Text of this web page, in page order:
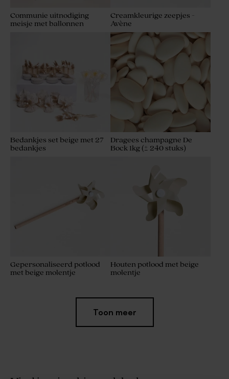
Communie uitnodiging
meisje met ballonnen
Creamkleurige zeepjes -
Avène
Bedankjes set beige met 27
bedankjes
Dragees champagne De
Bock 1kg (± 240 stuks)
Gepersonaliseerd potlood
met beige molentje
Houten potlood met beige
molentje
Toon meer